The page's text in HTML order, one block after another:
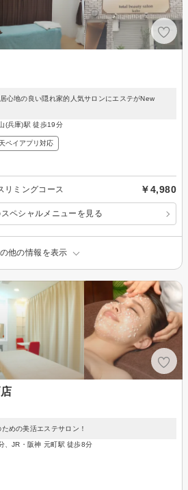
心地の良い隠れ家的人気サロンにエステがNew
(兵庫)駅 徒歩19分
ペイアプリ対応
リミングコース ￥4,980
ペシャルメニューを見る
他の情報を表示
めの美活エステサロン！
、JR・阪神 元町駅 徒歩8分